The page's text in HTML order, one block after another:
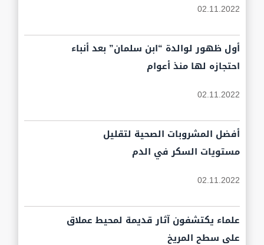
02.11.2022
أول ظهور لوالدة “ابن سلمان” بعد أنباء
احتجازه لها منذ أعوام
02.11.2022
أفضل المشروبات الصحية لتقليل
مستويات السكر في الدم
02.11.2022
علماء يكتشفون آثار قديمة لمحيط عملاق
على سطح المريخ